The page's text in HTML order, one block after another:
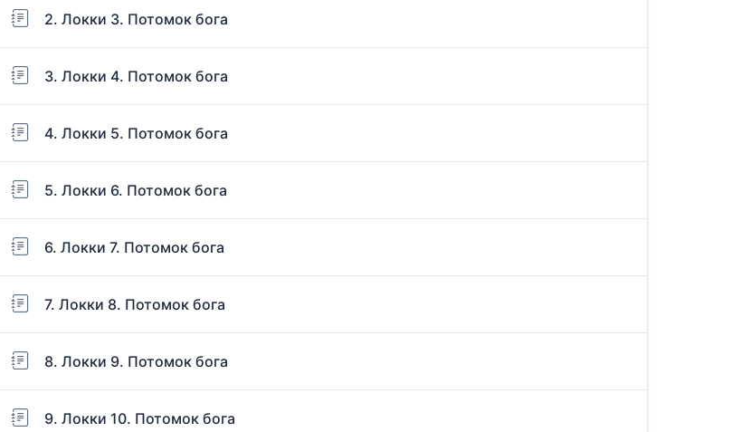
2. Локки 3. Потомок бога
3. Локки 4. Потомок бога
4. Локки 5. Потомок бога
5. Локки 6. Потомок бога
6. Локки 7. Потомок бога
7. Локки 8. Потомок бога
8. Локки 9. Потомок бога
9. Локки 10. Потомок бога